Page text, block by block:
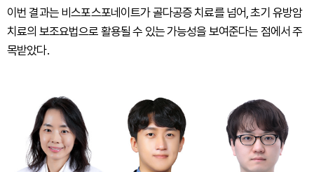
이번 결과는 비스포스포네이트가 골다공증 치료를 넘어, 초기 유방암
치료의 보조요법으로 활용될 수 있는 가능성을 보여준다는 점에서 주
목받았다.